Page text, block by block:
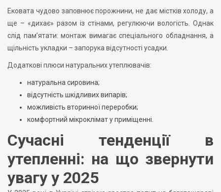
Ековата чудово заповнює порожнини, не дає містків холоду, а
ще – «дихає» разом із стінами, регулюючи вологість. Однак
слід пам’ятати: монтаж вимагає спеціального обладнання, а
щільність укладки – запорука відсутності усадки.
Додаткові плюси натуральних утеплювачів:
натуральна сировина;
відсутність шкідливих випарів;
можливість вторинної переробки;
комфортний мікроклімат у приміщенні.
Сучасні тенденції в
утепленні: на що звернути
увагу у 2025